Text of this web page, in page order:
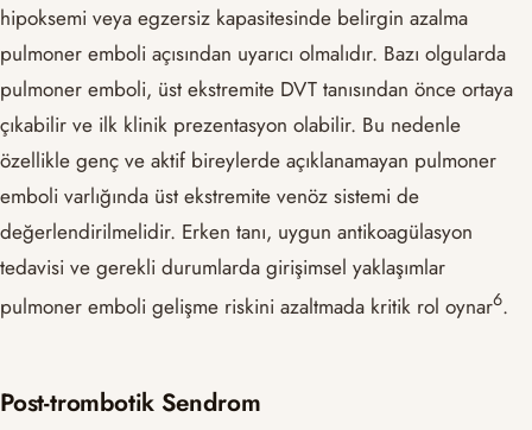
hipoksemi veya egzersiz kapasitesinde belirgin azalma
pulmoner emboli açısından uyarıcı olmalıdır. Bazı olgularda
pulmoner emboli, üst ekstremite DVT tanısından önce ortaya
çıkabilir ve ilk klinik prezentasyon olabilir. Bu nedenle
özellikle genç ve aktif bireylerde açıklanamayan pulmoner
emboli varlığında üst ekstremite venöz sistemi de
değerlendirilmelidir. Erken tanı, uygun antikoagülasyon
tedavisi ve gerekli durumlarda girişimsel yaklaşımlar
pulmoner emboli gelişme riskini azaltmada kritik rol oynar​6​.
Post-trombotik Sendrom